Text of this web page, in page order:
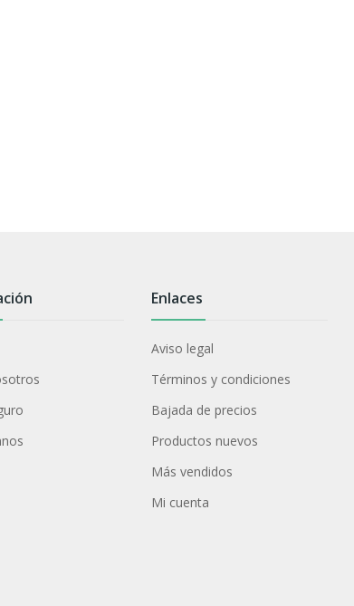
Enlaces
Aviso legal
Términos y condiciones
Bajada de precios
Productos nuevos
Más vendidos
Mi cuenta